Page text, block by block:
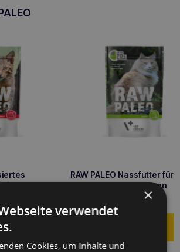
100g
RAW PALEO Nassfutter für
ausgewachsene Katzen
×
verwendet
Cookies, um Inhalte und